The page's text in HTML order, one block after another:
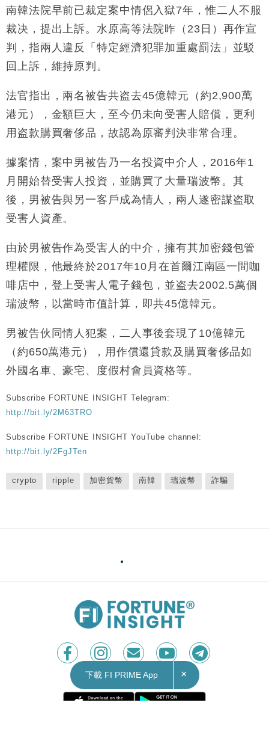
25%
18:15
本地｜新世界K11 9月升級會員制度 增鉑金卡級別鎖
定高消費客群
17:40
財經｜本港6月零售額連升14個月 珠寶鐘錶銷售升勢
最強
50%
南韓法院早前已裁定案中情侶入獄7年，惟二人不服
裁决，提出上訴。水原高等法院昨（23日）再作宣
判，指兩人違反「特定經濟犯罪加重處罰法」並駁
回上訴，維持原判。
法官指出，兩名被告共盗去45億韓元（約2,900萬
港元），金額巨大，至今仍未向受害人賠償，更利
用盗款購買奢侈品，故認為原審判決非常合理。
據案情，案中男被告乃一名投資中介人，2016年1
月開始替受害人投資，並購買了大量瑞波幣。其
後，男被告與另一客戶成為情人，兩人遂密謀盗取
受害人資產。
由於男被告作為受害人的中介，擁有其加密錢包管
理權限，他最終於2017年10月在首爾江南區一間咖
啡店中，登上受害人電子錢包，並盗去2002.5萬個
瑞波幣，以當時市值計算，即共45億韓元。
男被告伙同情人犯案，二人事後套現了10億韓元
（約650萬港元），用作償還貸款及購買奢侈品如
外國名車、豪宅、度假村會員資格等。
Subscribe FORTUNE INSIGHT Telegram:
http://bit.ly/2M63TRO
Subscribe FORTUNE INSIGHT YouTube channel:
http://bit.ly/2FgJTen
crypto ripple 加密貨幣 南韓 瑞波幣 詐騙
下載 FI PRIME App ×